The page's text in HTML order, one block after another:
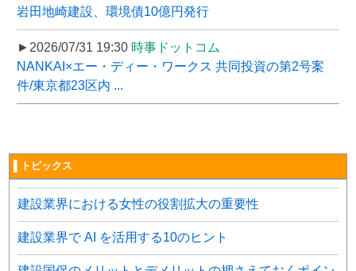
岩田地崎建設、環境債10億円発行
►2026/07/31 19:30 時事ドットコム
NANKAI×エー・ディー・ワークス 共同投資の第2号案
件/東京都23区内 ...
▌トピックス
建設業界における女性の役割拡大の重要性
建設業界で AI を活用する10のヒント